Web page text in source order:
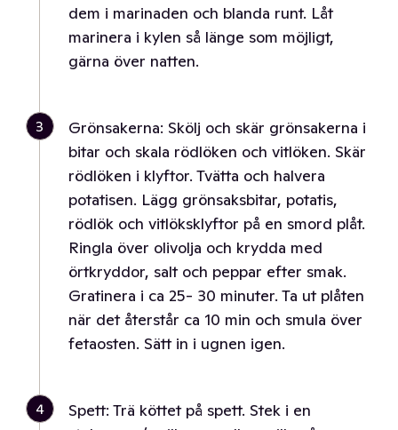
dem i marinaden och blanda runt. Låt
marinera i kylen så länge som möjligt,
gärna över natten.
3
Grönsakerna: Skölj och skär grönsakerna i
bitar och skala rödlöken och vitlöken. Skär
rödlöken i klyftor. Tvätta och halvera
potatisen. Lägg grönsaksbitar, potatis,
rödlök och vitlöksklyftor på en smord plåt.
Ringla över olivolja och krydda med
örtkryddor, salt och peppar efter smak.
Gratinera i ca 25- 30 minuter. Ta ut plåten
när det återstår ca 10 min och smula över
fetaosten. Sätt in i ugnen igen.
4
Spett: Trä köttet på spett. Stek i en